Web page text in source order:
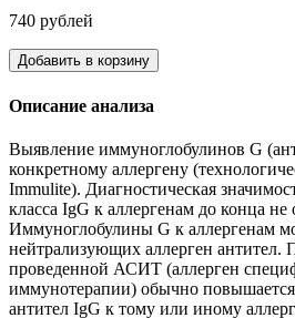
740 рублей
Добавить в корзину
Описание анализа
Выявление иммуноглобулинов G
конкретному аллергену
Immulite). Диагностическая
класса IgG к аллергенам до конца не
Иммуноглобулины G к аллергенам
нейтрализующих аллерген антител.
проведенной АСИТ (аллерген
иммунотерапии) обычно
антител IgG к тому или иному